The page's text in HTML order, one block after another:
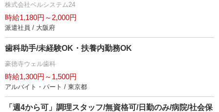
株式会社ベルシステム24
時給1,180円～2,000円
派遣社員 / 大阪府
歯科助手/未経験OK・扶養内勤務OK
豪徳寺ウェル歯科
時給1,300円～1,500円
アルバイト・パート / 東京都
「週4から可」調理スタッフ/無資格可/日勤のみ/病院/社会保